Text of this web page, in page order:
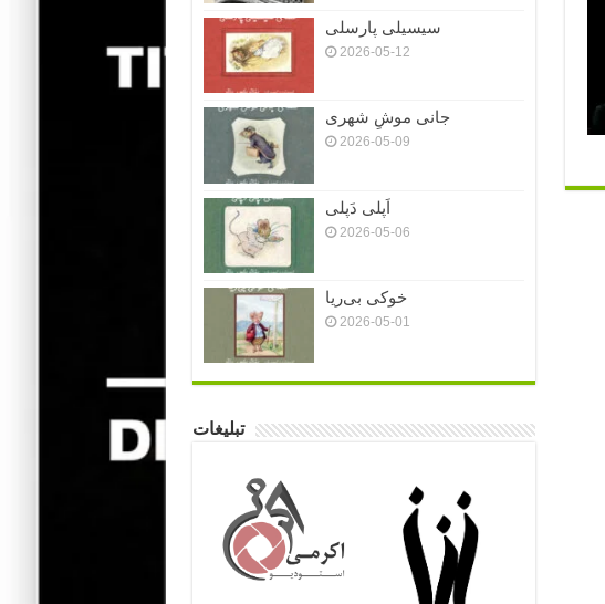
سیسیلی پارسلی
2026-05-12
جانی موشِ شهری
2026-05-09
اَپلی دَپلی
2026-05-06
خوکی بی‌ریا
2026-05-01
تبلیغات